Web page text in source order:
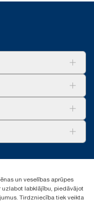
un veselības aprūpes
uzlabot labklājību, piedāvājot
Tirdzniecība tiek veikta